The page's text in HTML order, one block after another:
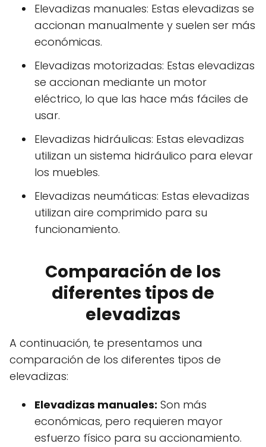
Elevadizas manuales: Estas elevadizas se
accionan manualmente y suelen ser más
económicas.
Elevadizas motorizadas: Estas elevadizas
se accionan mediante un motor
eléctrico, lo que las hace más fáciles de
usar.
Elevadizas hidráulicas: Estas elevadizas
utilizan un sistema hidráulico para elevar
los muebles.
Elevadizas neumáticas: Estas elevadizas
utilizan aire comprimido para su
funcionamiento.
Comparación de los
diferentes tipos de
elevadizas
A continuación, te presentamos una
comparación de los diferentes tipos de
elevadizas:
Elevadizas manuales: Son más
económicas, pero requieren mayor
esfuerzo físico para su accionamiento.